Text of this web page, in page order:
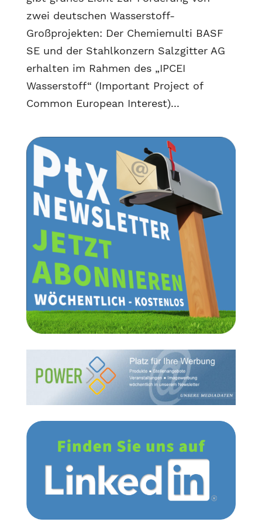
zwei deutschen Wasserstoff-
Großprojekten: Der Chemiemulti BASF
SE und der Stahlkonzern Salzgitter AG
erhalten im Rahmen des „IPCEI
Wasserstoff“ (Important Project of
Common European Interest)...